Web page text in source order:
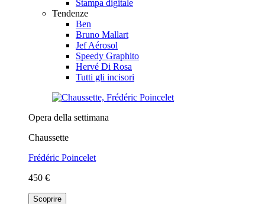
Stampa digitale
Tendenze
Ben
Bruno Mallart
Jef Aérosol
Speedy Graphito
Hervé Di Rosa
Tutti gli incisori
Opera della settimana
Chaussette
Frédéric Poincelet
450 €
Scoprire